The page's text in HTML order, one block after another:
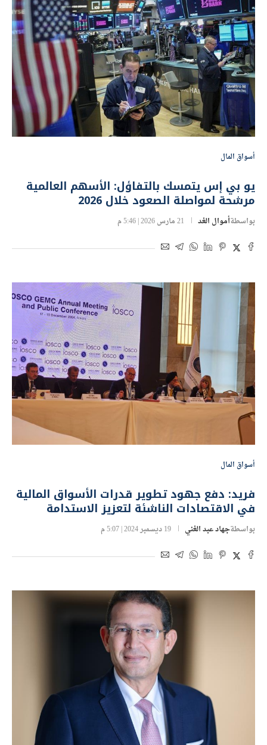
أسواق المال
يو بي إس يتمسك بالتفاؤل: الأسهم العالمية
مرشحة لمواصلة الصعود خلال 2026
بواسطةأموال الغد 21 مارس 2026 | 5:46 م
أسواق المال
فريد: دفع جهود تطوير قدرات الأسواق المالية
في الاقتصادات الناشئة لتعزيز الاستدامة
بواسطةجهاد عبد الغني 19 ديسمبر 2024 | 5:07 م